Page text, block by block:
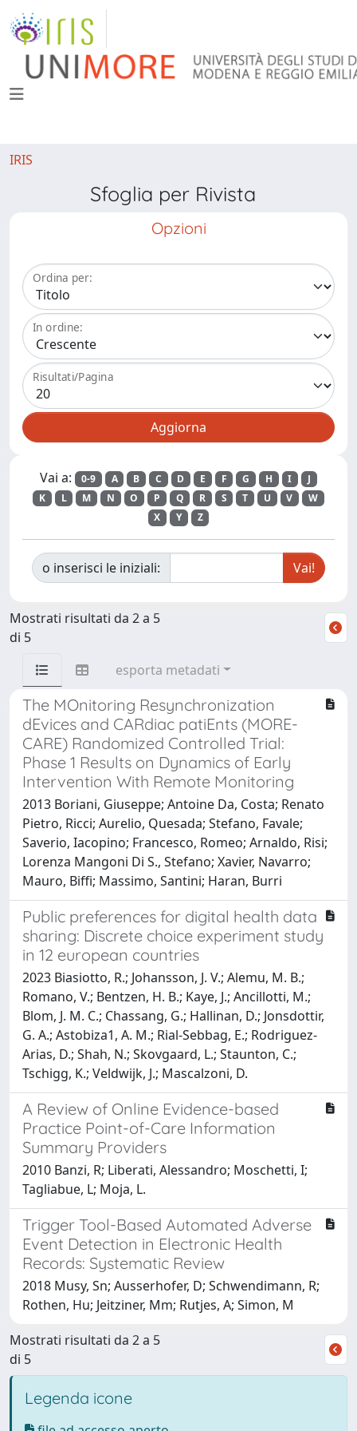
IRIS
Sfoglia per Rivista
Opzioni
Ordina per:
In ordine:
Risultati/Pagina
Vai a: 0-9 A B C D E F G H I
J
K
L M N O P Q R S T U V
W
X
Y Z
o inserisci le iniziali:
Mostrati risultati da 2 a 5
di 5
esporta metadati
The MOnitoring Resynchronization
dEvices and CARdiac patiEnts (MORE-
CARE) Randomized Controlled Trial:
Phase 1 Results on Dynamics of Early
Intervention With Remote Monitoring
2013 Boriani, Giuseppe; Antoine Da, Costa; Renato
Pietro, Ricci; Aurelio, Quesada; Stefano, Favale;
Saverio, Iacopino; Francesco, Romeo; Arnaldo, Risi;
Lorenza Mangoni Di S., Stefano; Xavier, Navarro;
Mauro, Biffi; Massimo, Santini; Haran, Burri
Public preferences for digital health data
sharing: Discrete choice experiment study
in 12 european countries
2023 Biasiotto, R.; Johansson, J. V.; Alemu, M. B.;
Romano, V.; Bentzen, H. B.; Kaye, J.; Ancillotti, M.;
Blom, J. M. C.; Chassang, G.; Hallinan, D.; Jonsdottir,
G. A.; Astobiza1, A. M.; Rial-Sebbag, E.; Rodriguez-
Arias, D.; Shah, N.; Skovgaard, L.; Staunton, C.;
Tschigg, K.; Veldwijk, J.; Mascalzoni, D.
A Review of Online Evidence-based
Practice Point-of-Care Information
Summary Providers
2010 Banzi, R; Liberati, Alessandro; Moschetti, I;
Tagliabue, L; Moja, L.
Trigger Tool-Based Automated Adverse
Event Detection in Electronic Health
Records: Systematic Review
2018 Musy, Sn; Ausserhofer, D; Schwendimann, R;
Rothen, Hu; Jeitziner, Mm; Rutjes, A; Simon, M
Mostrati risultati da 2 a 5
di 5
Legenda icone